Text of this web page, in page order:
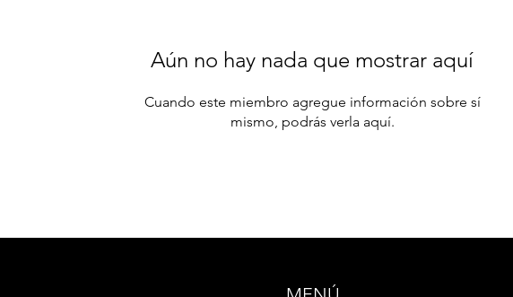
Aún no hay nada que mostrar aquí
Cuando este miembro agregue información sobre sí
mismo, podrás verla aquí.